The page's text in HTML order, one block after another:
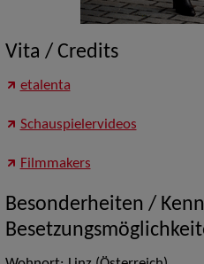
Vita / Credits
etalenta
Schauspielervideos
Filmmakers
Besonderheiten /